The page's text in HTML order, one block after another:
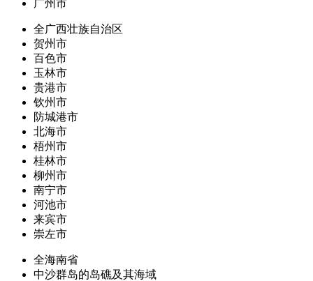
广州市
全广西壮族自治区
贺州市
百色市
玉林市
贵港市
钦州市
防城港市
北海市
梧州市
桂林市
柳州市
南宁市
河池市
来宾市
崇左市
全海南省
中沙群岛的岛礁及其海域